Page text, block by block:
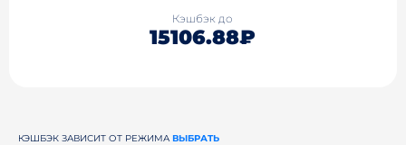
Кэшбэк до
15106.88₽
КЭШБЭК ЗАВИСИТ ОТ РЕЖИМА ВЫБРАТЬ